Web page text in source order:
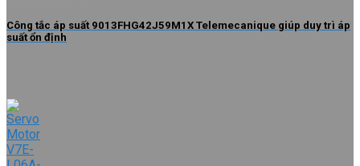
Công tắc áp suất 9013FHG42J59M1X Telemecanique giúp duy trì áp
suất ổn định